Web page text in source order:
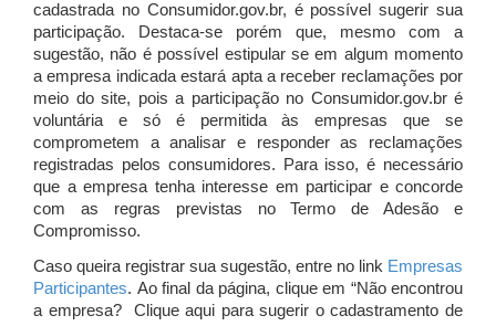
cadastrada no Consumidor.gov.br, é possível sugerir sua
participação. Destaca-se porém que, mesmo com a
sugestão, não é possível estipular se em algum momento
a empresa indicada estará apta a receber reclamações por
meio do site, pois a participação no Consumidor.gov.br é
voluntária e só é permitida às empresas que se
comprometem a analisar e responder as reclamações
registradas pelos consumidores. Para isso, é necessário
que a empresa tenha interesse em participar e concorde
com as regras previstas no Termo de Adesão e
Compromisso.
Caso queira registrar sua sugestão, entre no link Empresas
Participantes. Ao final da página, clique em “Não encontrou
a empresa? Clique aqui para sugerir o cadastramento de